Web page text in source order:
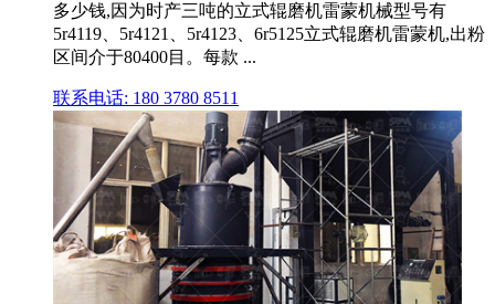
多少钱,因为时产三吨的立式辊磨机雷蒙机械型号有
5r4119、5r4121、5r4123、6r5125立式辊磨机雷蒙机,出粉
区间介于80400目。每款 ...
联系电话: 180 3780 8511